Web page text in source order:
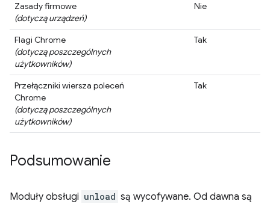
Zasady firmowe
(dotyczą urządzeń)
Nie
Flagi Chrome
(dotyczą poszczególnych
użytkowników)
Tak
Przełączniki wiersza poleceń
Chrome
(dotyczą poszczególnych
użytkowników)
Tak
Podsumowanie
Moduły obsługi unload są wycofywane. Od dawna są